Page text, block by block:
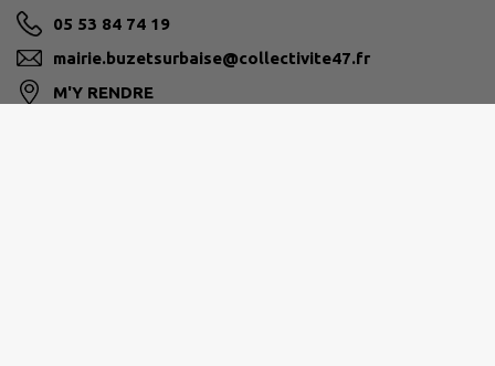
05 53 84 74 19
mairie.buzetsurbaise@collectivite47.fr
M'Y RENDRE